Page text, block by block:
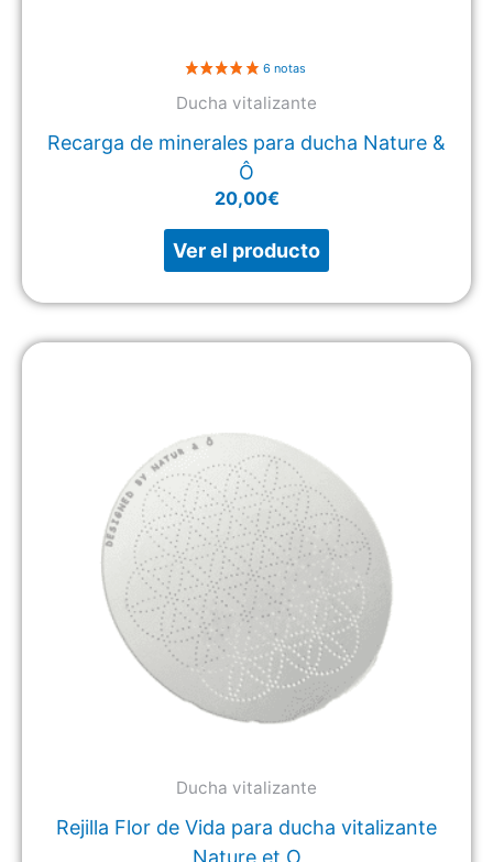
Ducha vitalizante
Recarga de minerales para ducha Nature &
Ô
20,00€
Ver el producto
Ducha vitalizante
Rejilla Flor de Vida para ducha vitalizante